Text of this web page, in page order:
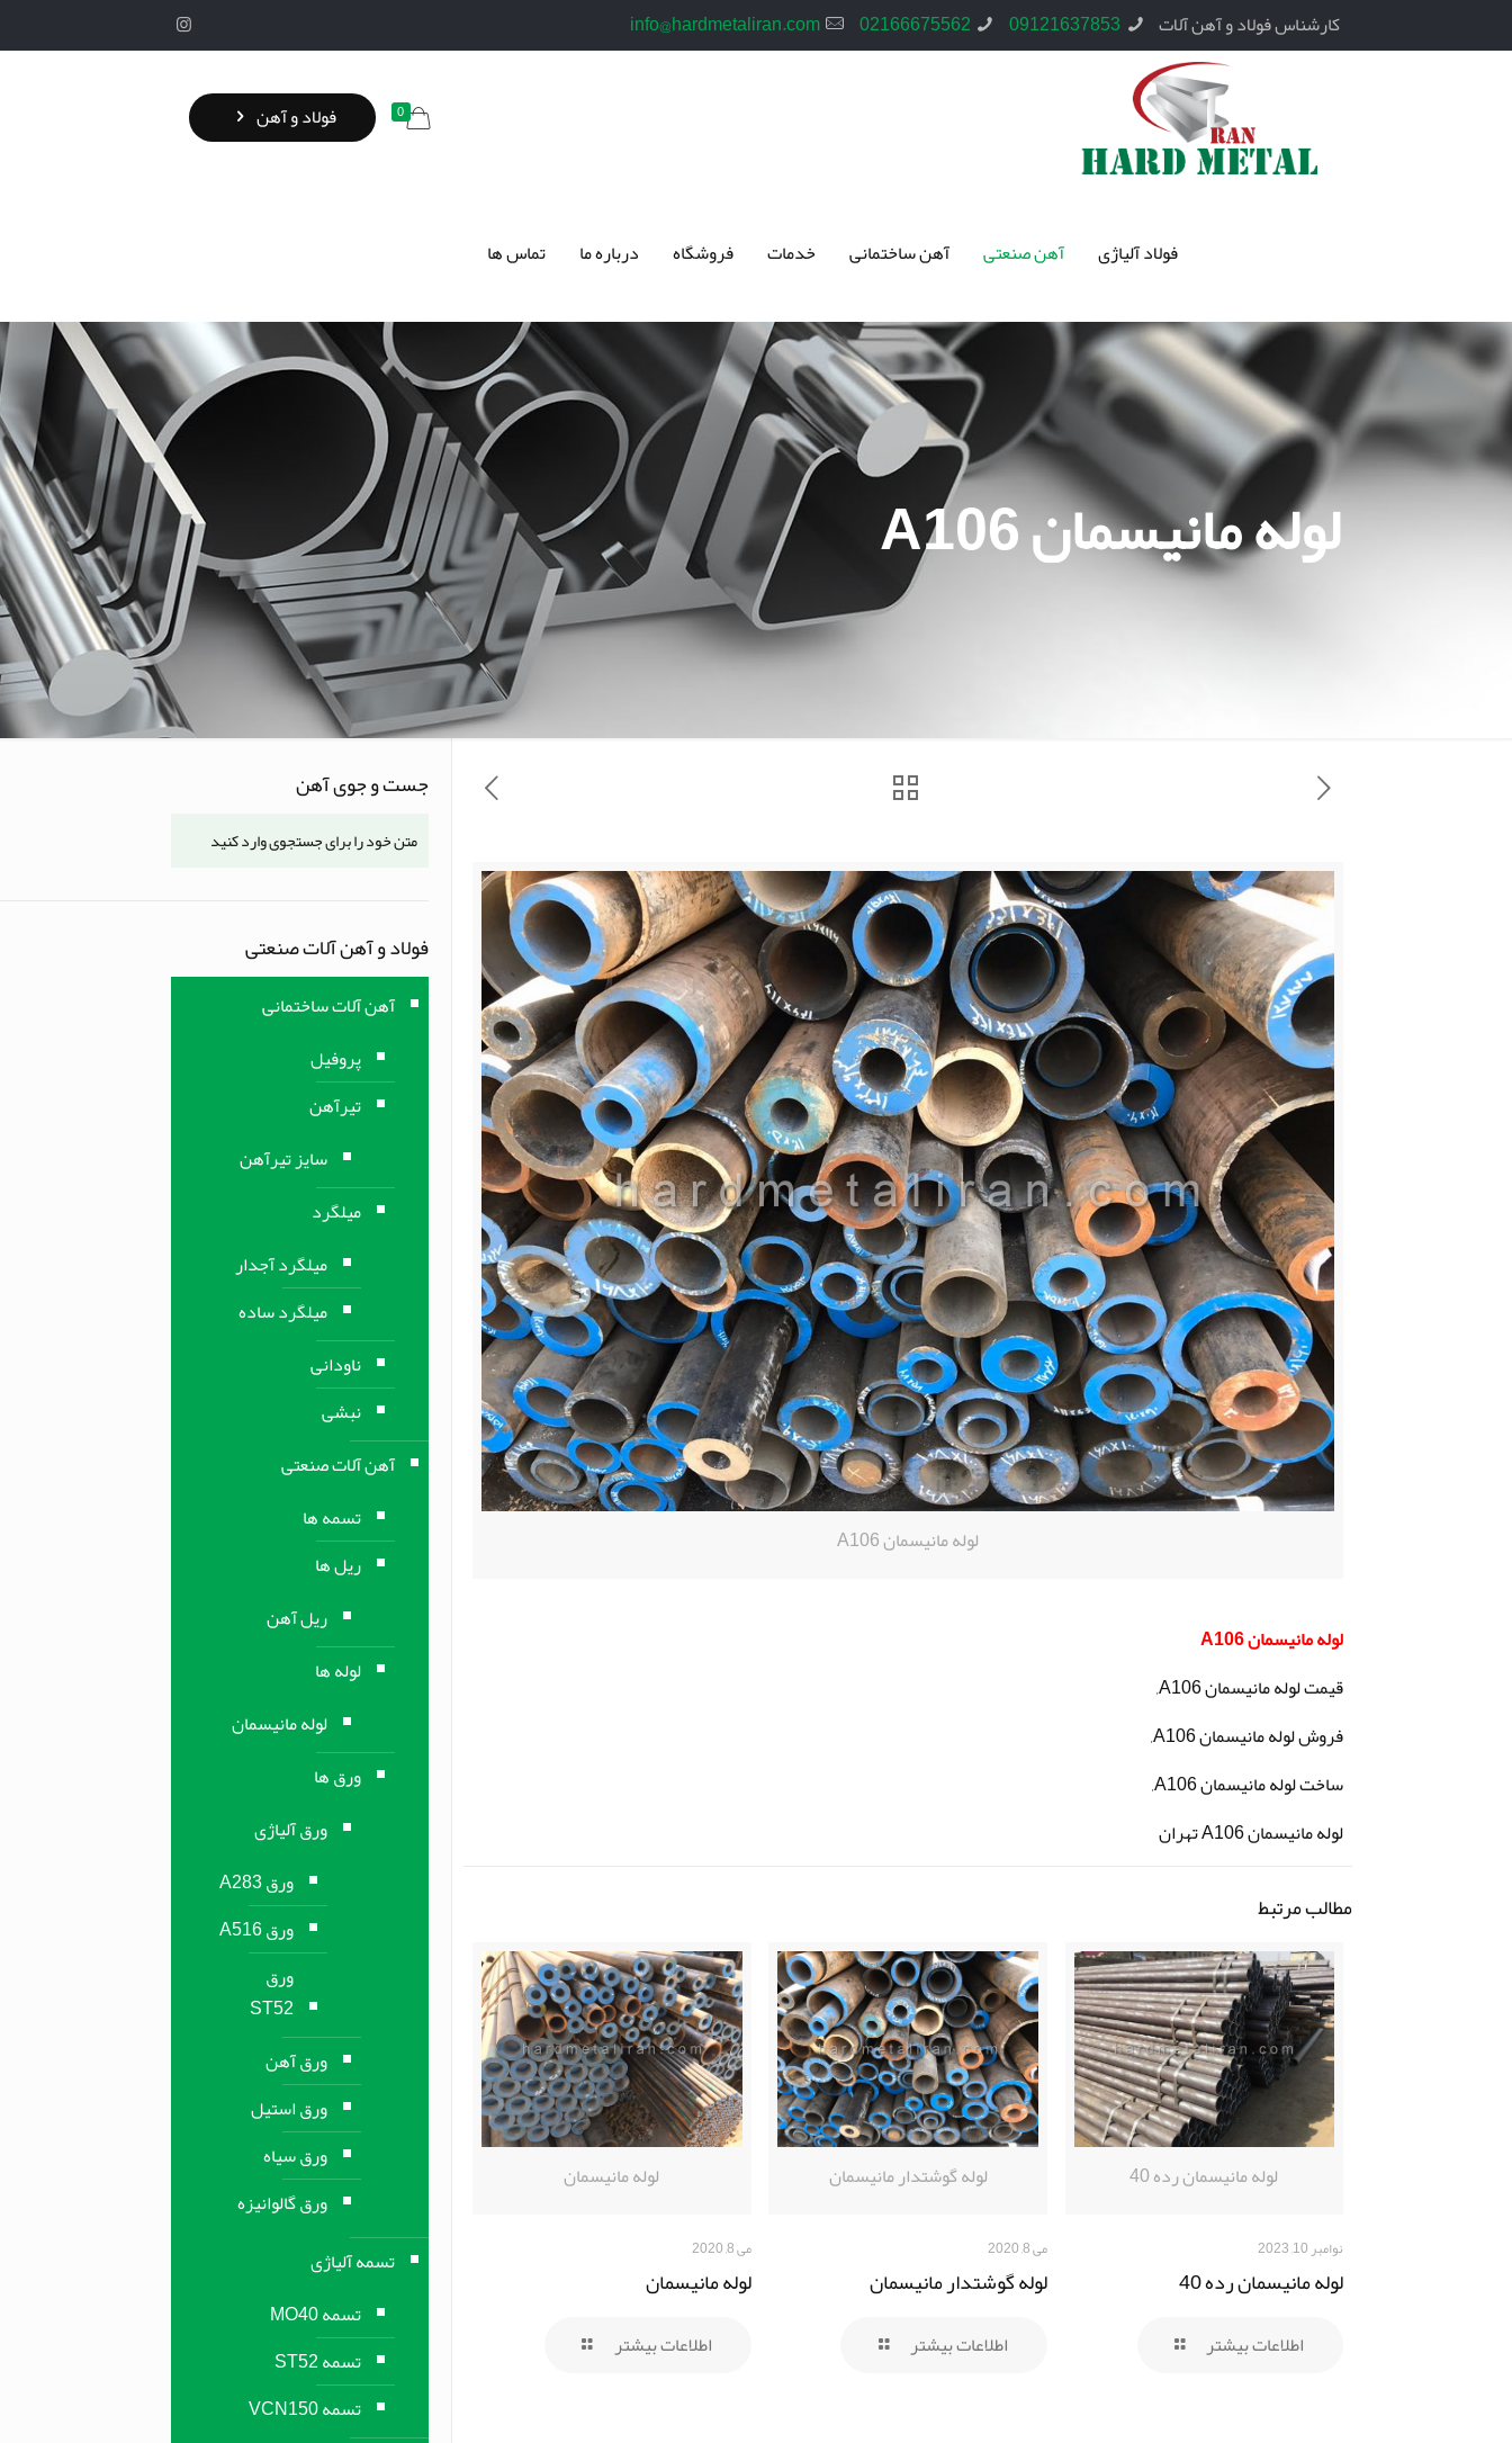
کارشناس فولاد و آهن آلات 09121637853
02166675562
info@hardmetaliran.com
فولاد آلیاژی آهن صنعتی آهن ساختمانی خدمات فروشگاه درباره ما تماس ها
0 فولاد و آهن
لوله مانیسمان A106
لوله مانیسمان A106
لوله مانیسمان A106
قیمت لوله مانیسمان A106,
فروش لوله مانیسمان A106,
ساخت لوله مانیسمان A106,
لوله مانیسمان A106 تهران
مطالب مرتبط
لوله مانیسمان رده 40
نوامبر 10, 2023
لوله مانیسمان رده 40
اطلاعات بیشتر
لوله گوشتدار مانیسمان
می 8, 2020
لوله گوشتدار مانیسمان
اطلاعات بیشتر
لوله مانیسمان
می 8, 2020
لوله مانیسمان
اطلاعات بیشتر
جست و جوی آهن
فولاد و آهن آلات صنعتی
آهن آلات ساختمانی
پروفیل
تیرآهن
سایز تیرآهن
میلگرد
میلگرد آجدار
میلگرد ساده
ناودانی
نبشی
آهن آلات صنعتی
تسمه ها
ریل ها
ریل آهن
لوله ها
لوله مانیسمان
ورق ها
ورق آلیاژی
ورق A283
ورق A516
ورق
ST52
ورق آهن
ورق استیل
ورق سیاه
ورق گالوانیزه
تسمه آلیاژی
تسمه MO40
تسمه ST52
تسمه VCN150